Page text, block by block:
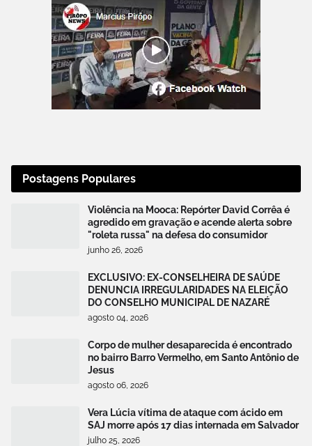
Postagens Populares
Violência na Mooca: Repórter David Corrêa é
agredido em gravação e acende alerta sobre
"roleta russa" na defesa do consumidor
junho 26, 2026
EXCLUSIVO: EX-CONSELHEIRA DE SAÚDE
DENUNCIA IRREGULARIDADES NA ELEIÇÃO
DO CONSELHO MUNICIPAL DE NAZARÉ
agosto 04, 2026
Corpo de mulher desaparecida é encontrado
no bairro Barro Vermelho, em Santo Antônio de
Jesus
agosto 06, 2026
Vera Lúcia vítima de ataque com ácido em
SAJ morre após 17 dias internada em Salvador
julho 25, 2026